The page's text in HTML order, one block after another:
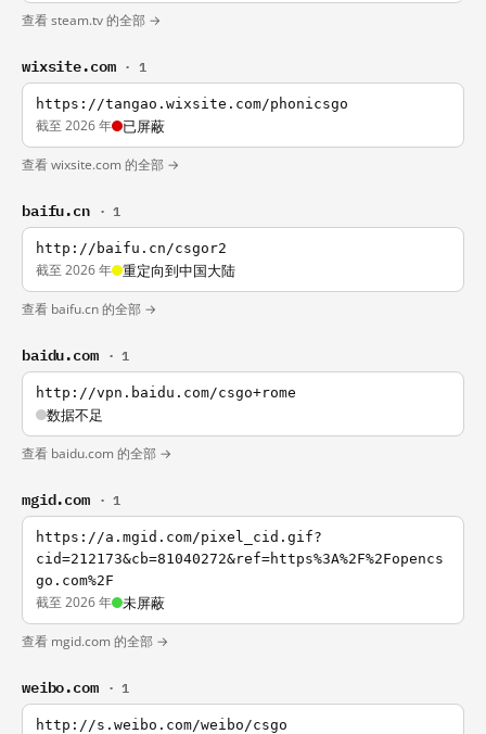
查看 steam.tv 的全部 →
wixsite.com · 1
https://tangao.wixsite.com/phonicsgo
截至 2026 年 已屏蔽
查看 wixsite.com 的全部 →
baifu.cn · 1
http://baifu.cn/csgor2
截至 2026 年 重定向到中国大陆
查看 baifu.cn 的全部 →
baidu.com · 1
http://vpn.baidu.com/csgo+rome
数据不足
查看 baidu.com 的全部 →
mgid.com · 1
https://a.mgid.com/pixel_cid.gif?
cid=212173&cb=81040272&ref=https%3A%2F%2Fopencs
go.com%2F
截至 2026 年 未屏蔽
查看 mgid.com 的全部 →
weibo.com · 1
http://s.weibo.com/weibo/csgo